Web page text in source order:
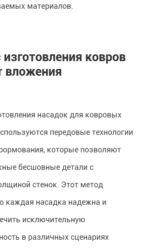
материалов.
изготовления ковров
вложения
насадок для ковровых
передовые технологии
которые позволяют
бесшовные детали с
стенок. Этот метод
каждая насадка надежна и
исключительную
в различных сценариях